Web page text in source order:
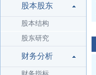
股本股东
股本结构
股东研究
财务分析